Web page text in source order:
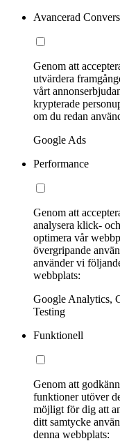
Avancerad
Genom att
utvärdera
vårt
krypterade
om du redan
Google Ads
Performance
Genom att
analysera klick-
optimera vår
övergripande
använder vi
webbplats:
Google Analytics,
Testing
Funktionell
Genom att
funktioner utöver
möjligt för dig att
ditt samtycke
denna webbplats: